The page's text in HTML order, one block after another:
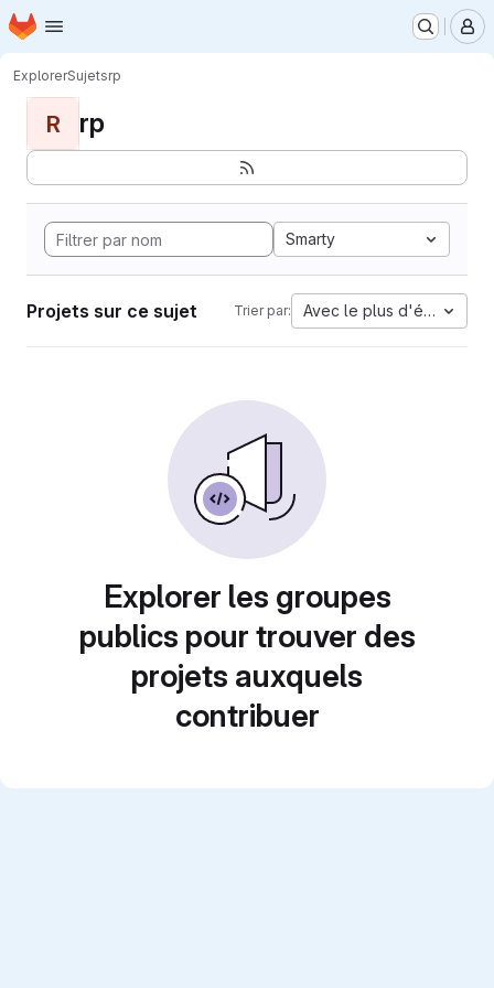
Passer au contenu principal
Page d'accueil
ExplorerSujetsrp
R rp
Smarty
Projets sur ce sujet Trier par: Avec le plus d'étoiles
Explorer les groupes
publics pour trouver des
projets auxquels
contribuer